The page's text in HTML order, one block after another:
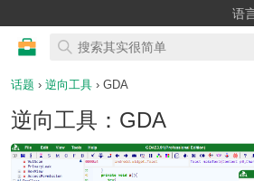
语
话题 › 逆向工具 › GDA
逆向工具：GDA